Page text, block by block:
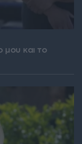
και το